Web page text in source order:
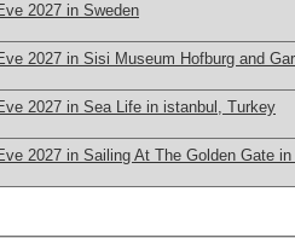
2027 in Sweden
2027 in Sisi Museum Hofburg and
2027 in Sea Life in istanbul, Turkey
2027 in Sailing At The Golden Gate